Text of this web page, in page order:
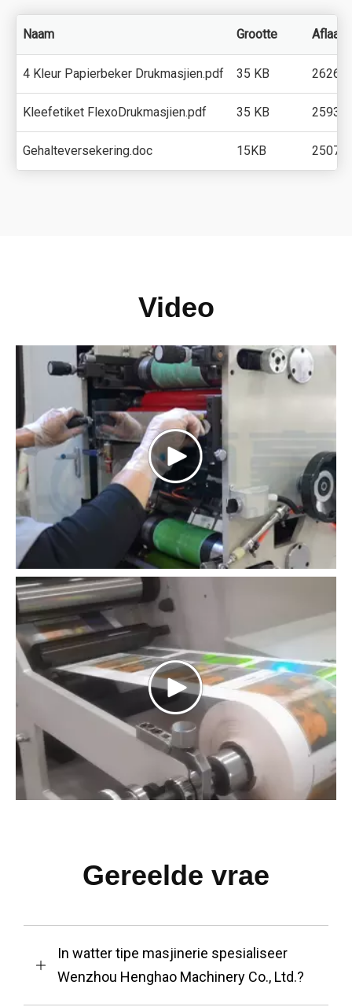
Naam Grootte Aflaaie
4 Kleur Papierbeker Drukmasjien.pdf 35 KB 2626
Kleefetiket FlexoDrukmasjien.pdf 35 KB 2593
Gehalteversekering.doc 15KB 2507
Video
Gereelde vrae
In watter tipe masjinerie spesialiseer
Wenzhou Henghao Machinery Co., Ltd.?